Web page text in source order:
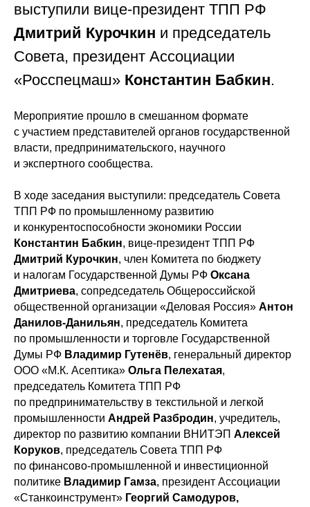
выступили вице-президент ТПП РФ
Дмитрий Курочкин и председатель
Совета, президент Ассоциации
«Росспецмаш» Константин Бабкин.
Мероприятие прошло в смешанном формате
с участием представителей органов государственной
власти, предпринимательского, научного
и экспертного сообщества.
В ходе заседания выступили: председатель Совета
ТПП РФ по промышленному развитию
и конкурентоспособности экономики России
Константин Бабкин, вице-президент ТПП РФ
Дмитрий Курочкин, член Комитета по бюджету
и налогам Государственной Думы РФ Оксана
Дмитриева, сопредседатель Общероссийской
общественной организации «Деловая Россия» Антон
Данилов-Данильян, председатель Комитета
по промышленности и торговле Государственной
Думы РФ Владимир Гутенёв, генеральный директор
ООО «М.К. Асептика» Ольга Пелехатая,
председатель Комитета ТПП РФ
по предпринимательству в текстильной и легкой
промышленности Андрей Разбродин, учредитель,
директор по развитию компании ВНИТЭП Алексей
Коруков, председатель Совета ТПП РФ
по финансово-промышленной и инвестиционной
политике Владимир Гамза, президент Ассоциации
«Станкоинструмент» Георгий Самодуров,